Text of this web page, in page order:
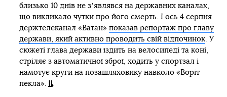
близько 10 днів не зʼявлявся на державних каналах,
що викликало чутки про його смерть. І ось 4 серпня
держтелеканал «Ватан» показав репортаж про главу
держави, який активно проводить свій відпочинок. У
сюжеті глава держави їздить на велосипеді та коні,
стріляє з автоматичної зброї, ходить у спортзал і
намотує круги на позашляховику навколо «Воріт
пекла».